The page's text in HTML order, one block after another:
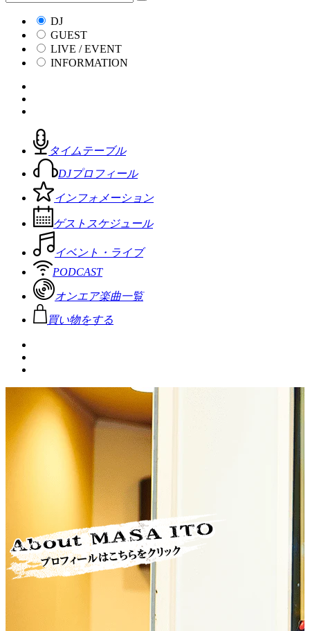
DJ
GUEST
LIVE / EVENT
INFORMATION
タイムテーブル
DJプロフィール
インフォメーション
ゲストスケジュール
イベント・ライブ
PODCAST
オンエア楽曲一覧
買い物をする